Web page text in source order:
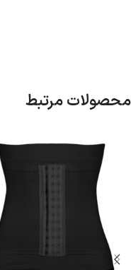
محصولات مرتبط